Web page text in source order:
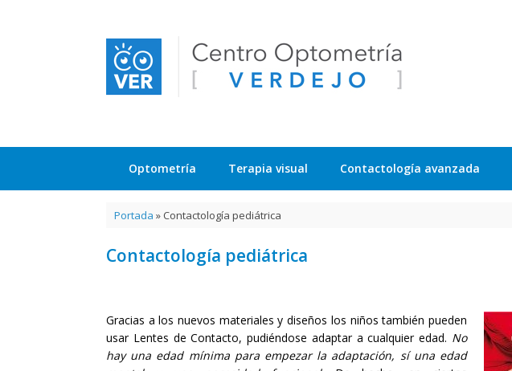
Optometría Terapia visual Contactología avanzada
Portada » Contactología pediátrica
Contactología pediátrica
Gracias a los nuevos materiales y diseños los niños también pueden
usar Lentes de Contacto, pudiéndose adaptar a cualquier edad. No
hay una edad mínima para empezar la adaptación, sí una edad